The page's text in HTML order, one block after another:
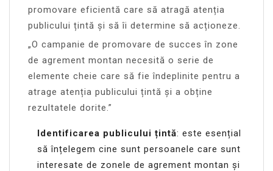
promovare eficientă care să atragă atenția
publicului țintă și să îi determine să acționeze.
„O campanie de promovare de succes în zone
de agrement montan necesită o serie de
elemente cheie care să fie îndeplinite pentru a
atrage atenția publicului țintă și a obține
rezultatele dorite.”
Identificarea publicului țintă: este esențial
să înțelegem cine sunt persoanele care sunt
interesate de zonele de agrement montan și